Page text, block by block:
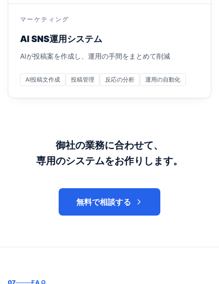
マーケティング
AI SNS運用システム
AIが投稿案を作成し、運用の手間をまとめて削減
AI投稿文作成 投稿管理 反応の分析 運用の自動化
御社の業務に合わせて、
専用のシステムをお作りします。
無料で相談する
07 FAQ